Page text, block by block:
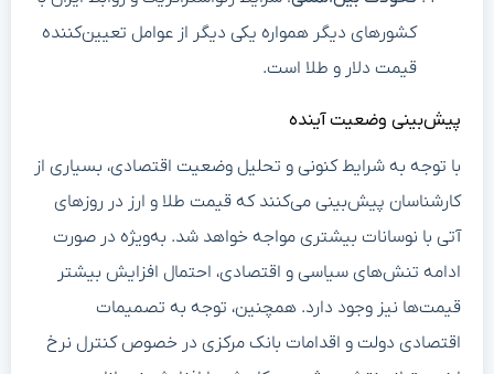
کشورهای دیگر همواره یکی دیگر از عوامل تعیین‌کننده
قیمت دلار و طلا است.
پیش‌بینی وضعیت آینده
با توجه به شرایط کنونی و تحلیل وضعیت اقتصادی، بسیاری از
کارشناسان پیش‌بینی می‌کنند که قیمت طلا و ارز در روزهای
آتی با نوسانات بیشتری مواجه خواهد شد. به‌ویژه در صورت
ادامه تنش‌های سیاسی و اقتصادی، احتمال افزایش بیشتر
قیمت‌ها نیز وجود دارد. همچنین، توجه به تصمیمات
اقتصادی دولت و اقدامات بانک مرکزی در خصوص کنترل نرخ